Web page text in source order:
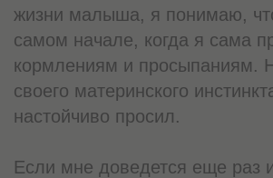
жизни малыша, я понимаю,
самом начале, когда я сама
кормлениям и просыпаниям.
своего материнского
настойчиво просил.
Если мне доведется еще раз